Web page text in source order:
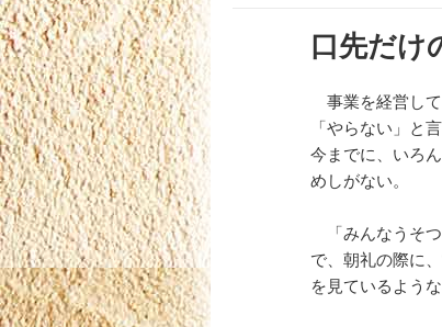
口先だけ
事業を経営して
「やらない」と
今までに、いろ
めしがない。
「みんなうそつ
で、朝礼の際に
を見ているよう